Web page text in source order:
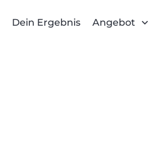
Dein Ergebnis Angebot